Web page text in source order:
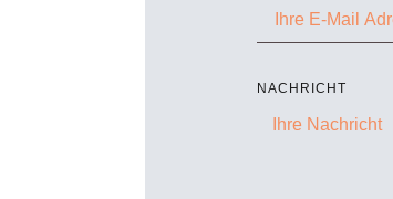
NACHRICHT